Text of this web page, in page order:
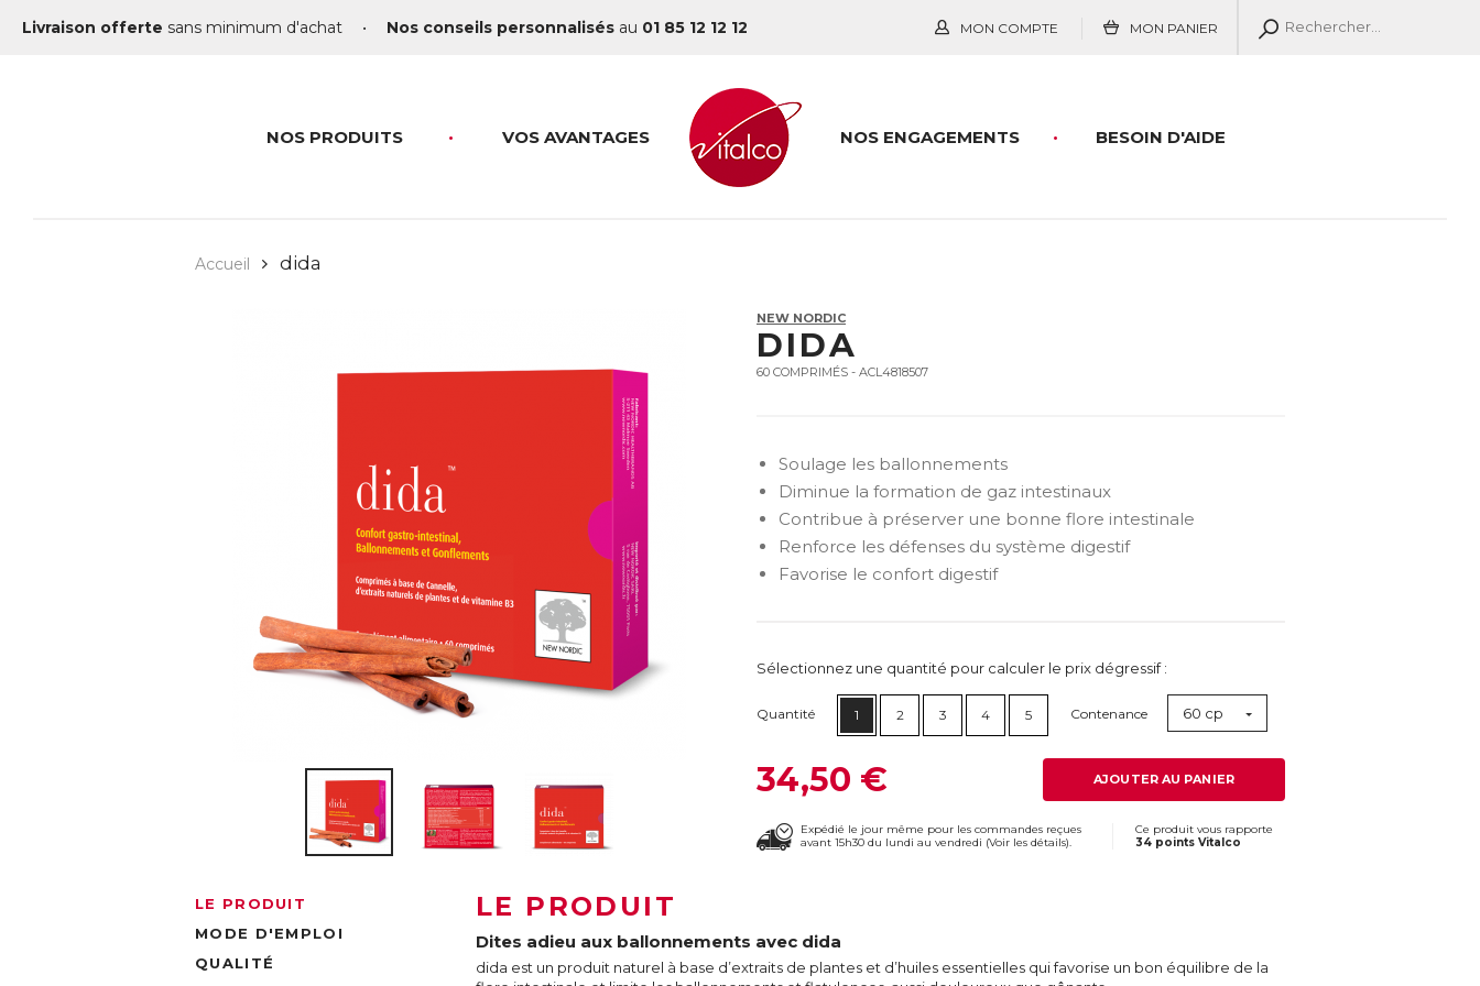
Livraison offerte sans minimum d'achat • Nos conseils personnalisés au 01 85 12 12 12 MON COMPTE MON PANIER
NOS PRODUITS VOS AVANTAGES BESOIN D'AIDE
NOS ENGAGEMENTS
Accueil dida
NEW NORDIC
DIDA
60 COMPRIMÉS - ACL4818507
Soulage les ballonnements
Diminue la formation de gaz intestinaux
Contribue à préserver une bonne flore intestinale
Renforce les défenses du système digestif
Favorise le confort digestif
Sélectionnez une quantité pour calculer le prix dégressif :
Quantité 1 2 3 4 5 Contenance 60 cp
34,50 € AJOUTER AU PANIER
Expédié le jour même pour les commandes reçues
avant 15h30 du lundi au vendredi (Voir les détails).
Ce produit vous rapporte
34 points Vitalco
LE PRODUIT
MODE D'EMPLOI
QUALITÉ
LE PRODUIT
Dites adieu aux ballonnements avec dida
dida est un produit naturel à base d’extraits de plantes et d’huiles essentielles qui favorise un bon équilibre de la